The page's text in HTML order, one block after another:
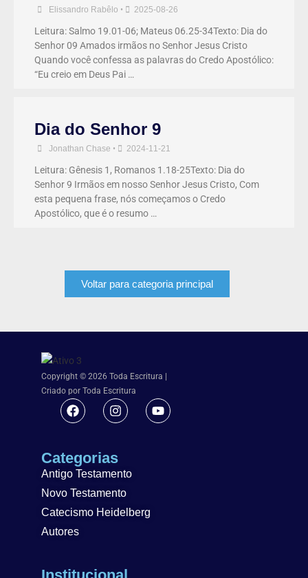
Elissandro Rabêlo • 2025-08-26
Leitura: Salmo 19.01-06; Mateus 06.25-34Texto: Dia do
Senhor 09 Amados irmãos no Senhor Jesus Cristo
Quando você confessa as palavras do Credo Apostólico:
“Eu creio em Deus Pai …
Dia do Senhor 9
Jonathan Chase • 2024-11-21
Leitura: Gênesis 1, Romanos 1.18-25Texto: Dia do
Senhor 9 Irmãos em nosso Senhor Jesus Cristo, Com
esta pequena frase, nós começamos o Credo
Apostólico, que é o resumo …
Voltar para categoria principal
Copyright © 2026 Toda Escritura |
Criado por Toda Escritura
Categorias
Antigo Testamento
Novo Testamento
Catecismo Heidelberg
Autores